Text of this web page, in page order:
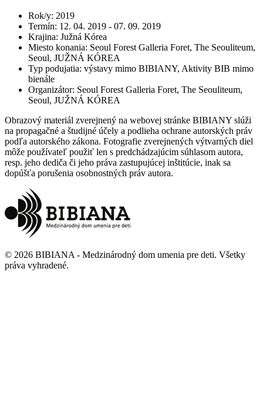
Rok/y: 2019
Termín: 12. 04. 2019 - 07. 09. 2019
Krajina: Južná Kórea
Miesto konania: Seoul Forest Galleria Foret, The Seouliteum,
Seoul, JUŽNÁ KÓREA
Typ podujatia: výstavy mimo BIBIANY, Aktivity BIB mimo
bienále
Organizátor: Seoul Forest Galleria Foret, The Seouliteum,
Seoul, JUŽNÁ KÓREA
Obrazový materiál zverejnený na webovej stránke BIBIANY slúži
na propagačné a študijné účely a podlieha ochrane autorských práv
podľa autorského zákona. Fotografie zverejnených výtvarných diel
môže používateľ použiť len s predchádzajúcim súhlasom autora,
resp. jeho dediča či jeho práva zastupujúcej inštitúcie, inak sa
dopúšťa porušenia osobnostných práv autora.
© 2026 BIBIANA - Medzinárodný dom umenia pre deti. Všetky
práva vyhradené.